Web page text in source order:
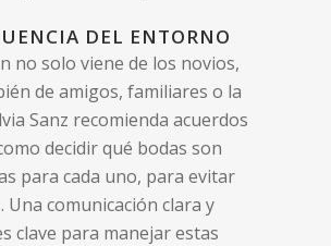
DEL ENTORNO
no solo viene de los novios,
de amigos, familiares o la
Sanz recomienda acuerdos
decidir qué bodas son
para cada uno, para evitar
Una comunicación clara y
clave para manejar estas